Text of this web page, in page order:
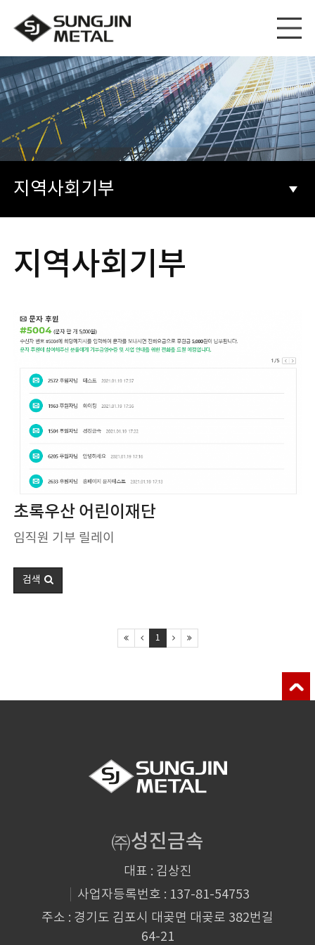
지역사회기부
지역사회기부
초록우산 어린이재단
임직원 기부 릴레이
검색
1
㈜성진금속
대표 : 김상진
사업자등록번호 : 137-81-54753
주소 : 경기도 김포시 대곶면 대곶로 382번길
64-21